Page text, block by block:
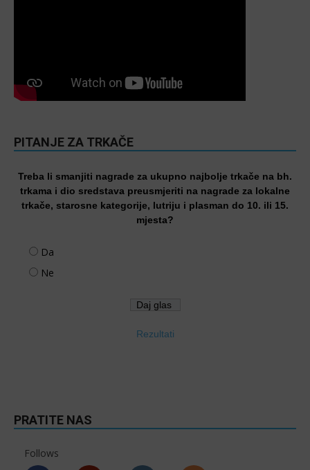
PITANJE ZA TRKAČE
Treba li smanjiti nagrade za ukupno najbolje trkače na bh.
trkama i dio sredstava preusmjeriti na nagrade za lokalne
trkače, starosne kategorije, lutriju i plasman do 10. ili 15.
mjesta?
Da
Ne
Rezultati
PRATITE NAS
Follows